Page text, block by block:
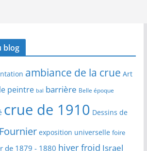
blog
ambiance de la crue Art
peintre bal barrière Belle époque
crue de 1910 Dessins de
exposition universelle foire
de 1879 - 1880 hiver froid Israel